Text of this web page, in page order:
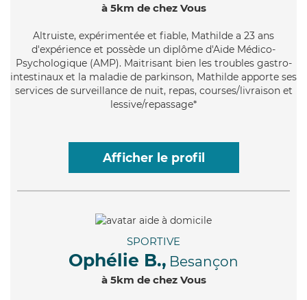
à 5km de chez Vous
Altruiste, expérimentée et fiable, Mathilde a 23 ans
d'expérience et possède un diplôme d'Aide Médico-
Psychologique (AMP). Maitrisant bien les troubles gastro-
intestinaux et la maladie de parkinson, Mathilde apporte ses
services de surveillance de nuit, repas, courses/livraison et
lessive/repassage*
Afficher le profil
SPORTIVE
Ophélie B., Besançon
à 5km de chez Vous